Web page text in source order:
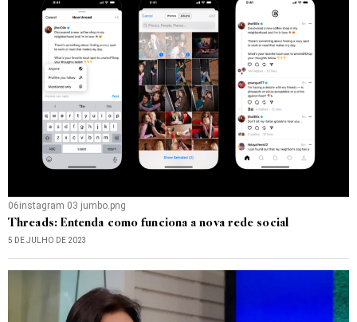
06instagram 03 jumbo.png
Threads: Entenda como funciona a nova rede social
5 DE JULHO DE 2023